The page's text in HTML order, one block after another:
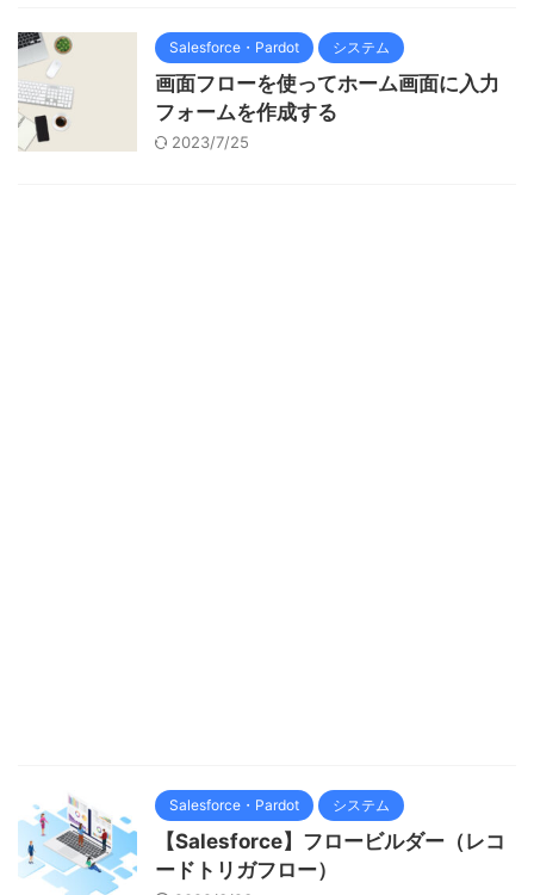
Salesforce・Pardot システム
画面フローを使ってホーム画面に入力
フォームを作成する
2023/7/25
Salesforce・Pardot システム
【Salesforce】フロービルダー（レコ
ードトリガフロー）